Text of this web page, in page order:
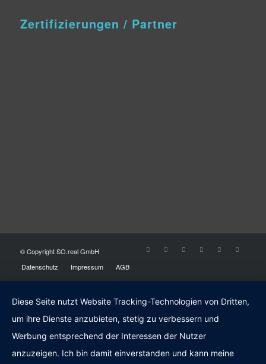
Zertifizierungen / Partner
© Copyright SO.real GmbH
Datenschutz
Impressum AGB
Diese Seite nutzt Website Tracking-Technologien von Dritten,
um ihre Dienste anzubieten, stetig zu verbessern und
Werbung entsprechend der Interessen der Nutzer
anzuzeigen. Ich bin damit einverstanden und kann meine